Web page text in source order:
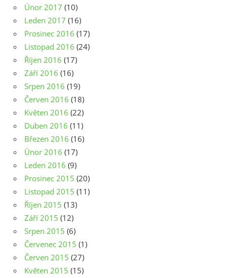
Únor 2017 (10)
Leden 2017 (16)
Prosinec 2016 (17)
Listopad 2016 (24)
Říjen 2016 (17)
Září 2016 (16)
Srpen 2016 (19)
Červen 2016 (18)
Květen 2016 (22)
Duben 2016 (11)
Březen 2016 (16)
Únor 2016 (17)
Leden 2016 (9)
Prosinec 2015 (20)
Listopad 2015 (11)
Říjen 2015 (13)
Září 2015 (12)
Srpen 2015 (6)
Červenec 2015 (1)
Červen 2015 (27)
Květen 2015 (15)